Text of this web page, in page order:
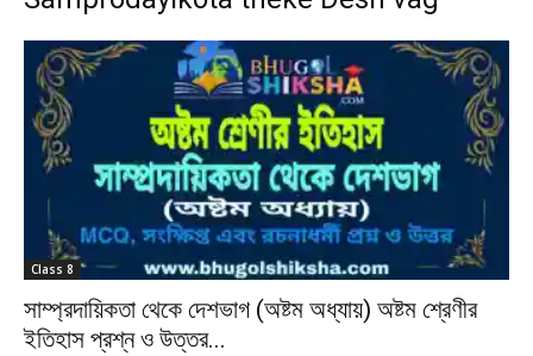
Class 8
সাম্প্রদায়িকতা থেকে দেশভাগ (অষ্টম অধ্যায়) অষ্টম শ্রেণীর
ইতিহাস প্রশ্ন ও উত্তর...